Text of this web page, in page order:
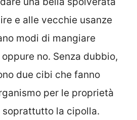
e alle vecchie usanze
modi di mangiare
no. Senza dubbio,
due cibi che fanno
per le proprietà
soprattutto la cipolla.